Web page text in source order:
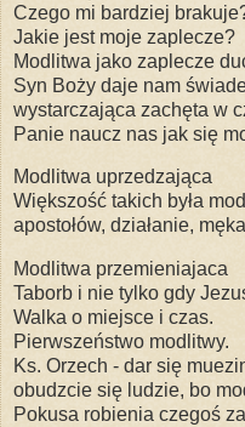
Czego mi bardziej
Jakie jest moje zaplecze?
Modlitwa jako zaplecze
Syn Boży daje nam
wystarczająca zachęta w
Panie naucz nas jak się
Modlitwa uprzedzająca
Większość takich była
apostołów, działanie,
Modlitwa przemieniajaca
Taborb i nie tylko gdy
Walka o miejsce i czas.
Pierwszeństwo modlitwy.
Ks. Orzech - dar się
obudzcie się ludzie, bo
Pokusa robienia czegoś